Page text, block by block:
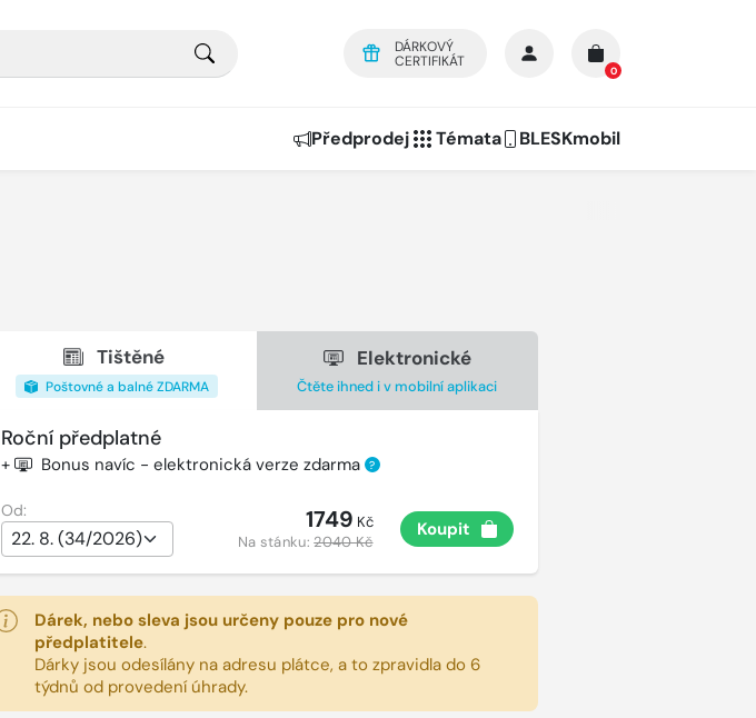
DÁRKOVÝ
CERTIFIKÁT
0
Předprodej Témata BLESKmobil
Tištěné
Poštovné a balné ZDARMA
Elektronické
Čtěte ihned i v mobilní aplikaci
Roční předplatné
+ Bonus navíc - elektronická verze zdarma ?
Od: 1749 Kč
Na stánku:2040 Kč
Koupit
Dárek, nebo sleva jsou určeny pouze pro nové
předplatitele.
Dárky jsou odesílány na adresu plátce, a to zpravidla do 6
týdnů od provedení úhrady.